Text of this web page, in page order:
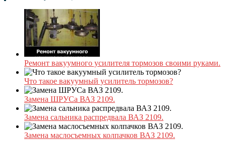
Ремонт вакуумного усилителя тормозов своими руками.
Что такое вакуумный усилитель тормозов?
Замена ШРУСа ВАЗ 2109.
Замена сальника распредвала ВАЗ 2109.
Замена маслосъемных колпачков ВАЗ 2109.